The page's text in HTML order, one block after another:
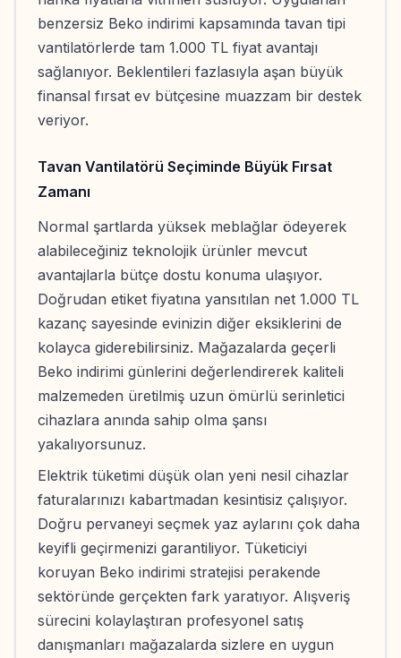
benzersiz Beko indirimi kapsamında tavan tipi
vantilatörlerde tam 1.000 TL fiyat avantajı
sağlanıyor. Beklentileri fazlasıyla aşan büyük
finansal fırsat ev bütçesine muazzam bir destek
veriyor.
Tavan Vantilatörü Seçiminde Büyük Fırsat
Zamanı
Normal şartlarda yüksek meblağlar ödeyerek
alabileceğiniz teknolojik ürünler mevcut
avantajlarla bütçe dostu konuma ulaşıyor.
Doğrudan etiket fiyatına yansıtılan net 1.000 TL
kazanç sayesinde evinizin diğer eksiklerini de
kolayca giderebilirsiniz. Mağazalarda geçerli
Beko indirimi günlerini değerlendirerek kaliteli
malzemeden üretilmiş uzun ömürlü serinletici
cihazlara anında sahip olma şansı
yakalıyorsunuz.
Elektrik tüketimi düşük olan yeni nesil cihazlar
faturalarınızı kabartmadan kesintisiz çalışıyor.
Doğru pervaneyi seçmek yaz aylarını çok daha
keyifli geçirmenizi garantiliyor. Tüketiciyi
koruyan Beko indirimi stratejisi perakende
sektöründe gerçekten fark yaratıyor. Alışveriş
sürecini kolaylaştıran profesyonel satış
danışmanları mağazalarda sizlere en uygun